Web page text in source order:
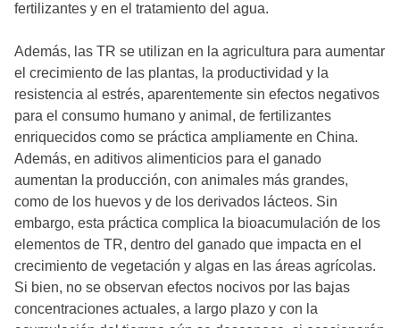
fertilizantes y en el tratamiento del agua.
Además, las TR se utilizan en la agricultura para aumentar
el crecimiento de las plantas, la productividad y la
resistencia al estrés, aparentemente sin efectos negativos
para el consumo humano y animal, de fertilizantes
enriquecidos como se práctica ampliamente en China.
Además, en aditivos alimenticios para el ganado
aumentan la producción, con animales más grandes,
como de los huevos y de los derivados lácteos. Sin
embargo, esta práctica complica la bioacumulación de los
elementos de TR, dentro del ganado que impacta en el
crecimiento de vegetación y algas en las áreas agrícolas.
Si bien, no se observan efectos nocivos por las bajas
concentraciones actuales, a largo plazo y con la